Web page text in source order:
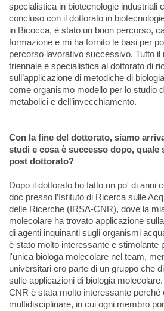
specialistica in biotecnologie industriali
concluso con il dottorato in
in Bicocca, è stato un buon percorso,
formazione e mi ha fornito le basi per
percorso lavorativo successivo. Tutto il
triennale e specialistica al dottorato di
sull’applicazione di metodiche di
come organismo modello per lo studio
metabolici e dell’invecchiamento.
Con la fine del dottorato, siamo
studi e cosa è successo dopo,
post dottorato?
Dopo il dottorato ho fatto un po' di anni
doc presso l’Istituto di Ricerca sulle
delle Ricerche (IRSA-CNR), dove la
molecolare ha trovato applicazione
di agenti inquinanti sugli organismi
è stato molto interessante e stimolante
l'unica biologa molecolare nel team,
universitari ero parte di un gruppo che
sulle applicazioni di biologia molecolare.
CNR è stata molto interessante perché
multidisciplinare, in cui ogni membro